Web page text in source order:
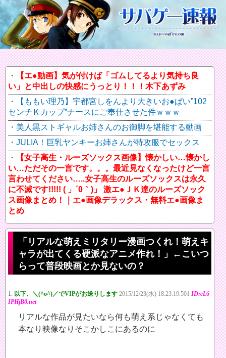
【エ●動画】気が付けば「ゴムしてるより気持ち良
い」と中出しの快感にうっとり！！！木下あずみ
【ももい理乃】宇都宮しをんより大きいお●ぱい”102
センチＫカップ”ナースにご奉仕させた件ｗｗｗ
美人黒ストギャルお姉さんのお御脚を堪能する動画
JULIA！巨乳ヤンキーお姉さんが特攻服でセックス
【女子高生・ルーズソックス画像】懐かしい…懐かし
い…ただその一言です。。。最近見なくなったけど一言
言わせてください…..女子高生のルーズソックスは永久
に不滅です!!!!! ( 」´0｀)」 激エ●ＪＫ達のルーズソック
ス画像まとめ！｜エ●画像デラックス・無料エ●画像ま
とめ
「リアルな萌えミリタリー漫画つくれ！萌えキ
ャラが出てくる硬派なアニメ作れ！」←こいつ
らって普段映画とか見ないの？
1: 以下、＼(^o^)／でVIPがお送りします 2015/12/23(水) 18:23:19.501 ID:cL6
IPHjB0.net
リアルな作品が見たいなら何も萌え系じゃなくても
本なり映像なりそこかしこにあるのに